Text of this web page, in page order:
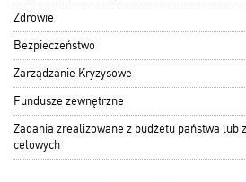
Zdrowie
Bezpieczeństwo
Zarządzanie Kryzysowe
Fundusze zewnętrzne
Zadania zrealizowane z budżetu państwa lub
celowych